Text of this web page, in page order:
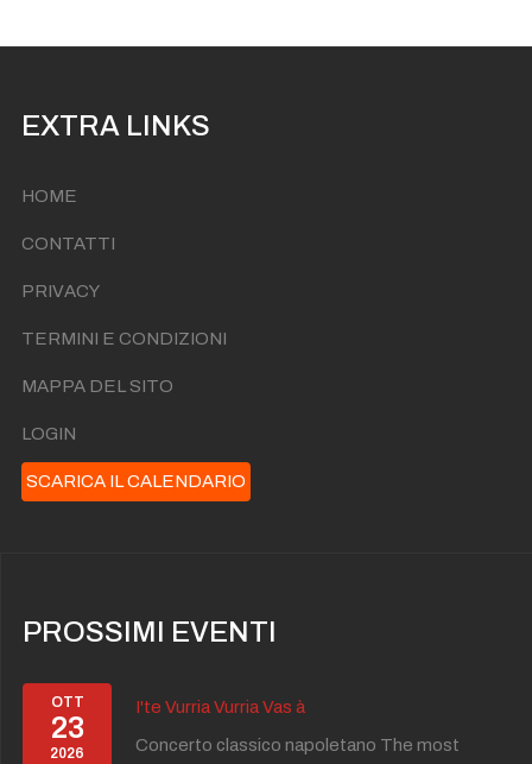
EXTRA LINKS
HOME
CONTATTI
PRIVACY
TERMINI E CONDIZIONI
MAPPA DEL SITO
LOGIN
SCARICA IL CALENDARIO
PROSSIMI EVENTI
OTT
23
2026
I'te Vurria Vurria Vas à
Concerto classico napoletano The most